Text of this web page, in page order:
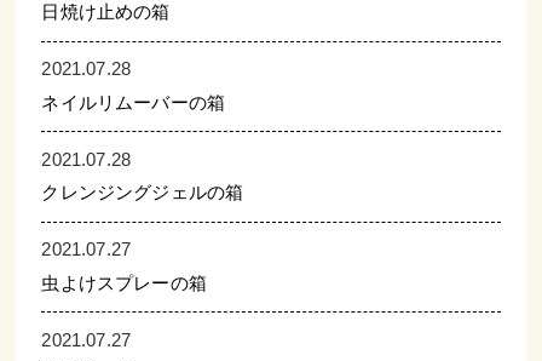
日焼け止めの箱
2021.07.28
ネイルリムーバーの箱
2021.07.28
クレンジングジェルの箱
2021.07.27
虫よけスプレーの箱
2021.07.27